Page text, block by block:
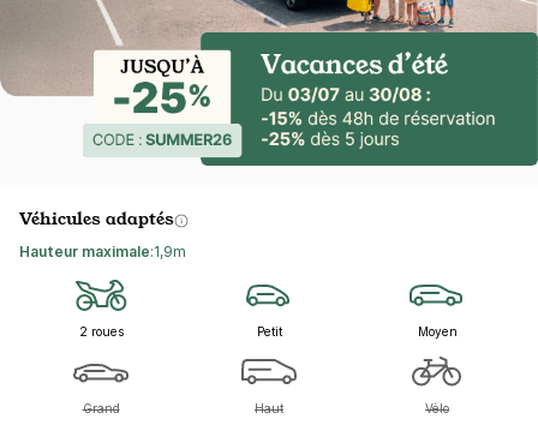
Véhicules adaptés
Hauteur maximale:1,9m
2 roues Petit Moyen
Grand Haut Vélo